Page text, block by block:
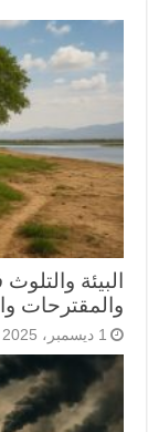
البيئة
والمقترحات
1 ديسمبر، 2025